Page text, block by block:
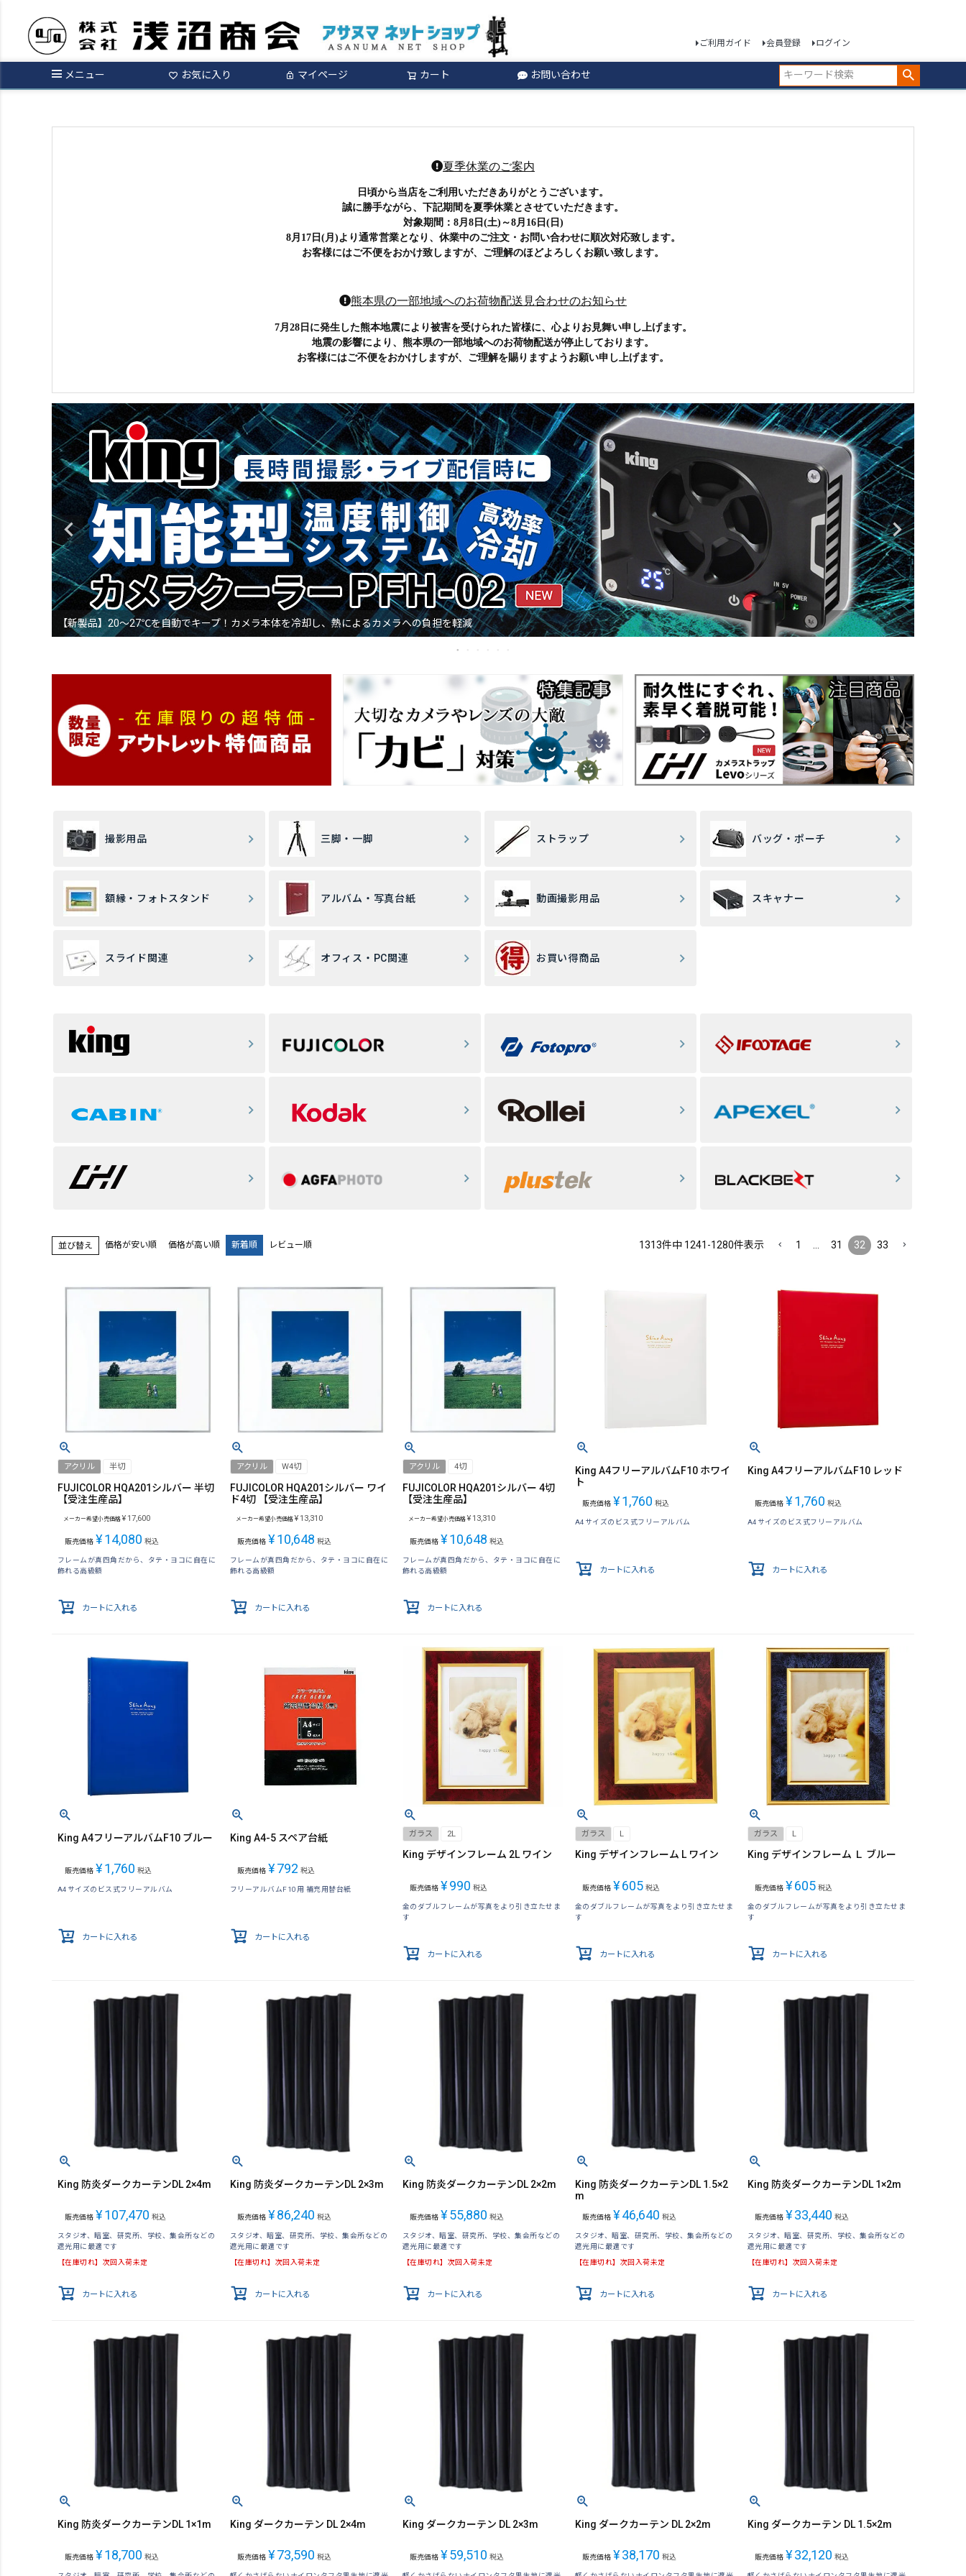
ご利用ガイド 会員登録 ログイン
メニュー お気に入り マイページ カート お問い合わせ
検索
夏季休業のご案内
日頃から当店をご利用いただきありがとうございます。
誠に勝手ながら、下記期間を夏季休業とさせていただきます。
対象期間：8月8日(土)～8月16日(日)
8月17日(月)より通常営業となり、 休業中のご注文・お問い合わせに順次対応致します。
お客様にはご不便をおかけ致しますが、 ご理解のほどよろしくお願い致します。
熊本県の一部地域へのお荷物配送見合わせのお知らせ
7月28日に発生した熊本地震により被害を受けられた皆様に、 心よりお見舞い申し上げます。
地震の影響により、熊本県の一部地域へのお荷物配送が停止しております。
お客様にはご不便をおかけしますが、 ご理解を賜りますようお願い申し上げます。
【新製品】20～27℃を自動でキープ！カメラ本体を冷却し、熱によるカメラへの負担を軽減
撮影用品 三脚・一脚 ストラップ バッグ・ポーチ
額縁・フォトスタンド アルバム・写真台紙 動画撮影用品 スキャナー
スライド関連 オフィス・PC関連 お買い得商品
並び替え 価格が安い順 価格が高い順 新着順 レビュー順 1313件中 1241 -1280件表示 1 … 31 32 33
アクリル 半切
FUJICOLOR HQA201シルバー 半切
【受注生産品】
メーカー希望小売価格 ¥ 17,600
販売価格 ¥14,080 税込
フレームが真四角だから、タテ・ヨコに自在に
飾れる高級額
カートに入れる
アクリル W4切
FUJICOLOR HQA201シルバー ワイ
ド4切 【受注生産品】
メーカー希望小売価格 ¥ 13,310
販売価格 ¥10,648 税込
フレームが真四角だから、タテ・ヨコに自在に
飾れる高級額
カートに入れる
アクリル 4切
FUJICOLOR HQA201シルバー 4切
【受注生産品】
メーカー希望小売価格 ¥ 13,310
販売価格 ¥10,648 税込
フレームが真四角だから、タテ・ヨコに自在に
飾れる高級額
カートに入れる
King A4フリーアルバムF10 ホワイ
ト
販売価格 ¥1,760 税込
A4サイズのビス式フリーアルバム
カートに入れる
King A4フリーアルバムF10 レッド
販売価格 ¥1,760 税込
A4サイズのビス式フリーアルバム
カートに入れる
King A4フリーアルバムF10 ブルー
販売価格 ¥1,760 税込
A4サイズのビス式フリーアルバム
カートに入れる
King A4-5 スペア台紙
販売価格 ¥792 税込
フリーアルバムF10用 補充用替台紙
カートに入れる
ガラス 2L
King デザインフレーム 2L ワイン
販売価格 ¥990 税込
金のダブルフレームが写真をより引き立たせま
す
カートに入れる
ガラス L
King デザインフレーム L ワイン
販売価格 ¥605 税込
金のダブルフレームが写真をより引き立たせま
す
カートに入れる
ガラス L
King デザインフレーム Ｌ ブルー
販売価格 ¥605 税込
金のダブルフレームが写真をより引き立たせま
す
カートに入れる
King 防炎ダークカーテンDL 2×4m
販売価格 ¥107,470 税込
スタジオ、暗室、研究所、学校、集会所などの
遮光用に最適です
【在庫切れ】次回入荷未定
カートに入れる
King 防炎ダークカーテンDL 2×3m
販売価格 ¥86,240 税込
スタジオ、暗室、研究所、学校、集会所などの
遮光用に最適です
【在庫切れ】次回入荷未定
カートに入れる
King 防炎ダークカーテンDL 2×2m
販売価格 ¥55,880 税込
スタジオ、暗室、研究所、学校、集会所などの
遮光用に最適です
【在庫切れ】次回入荷未定
カートに入れる
King 防炎ダークカーテンDL 1.5×2
m
販売価格 ¥46,640 税込
スタジオ、暗室、研究所、学校、集会所などの
遮光用に最適です
【在庫切れ】次回入荷未定
カートに入れる
King 防炎ダークカーテンDL 1×2m
販売価格 ¥33,440 税込
スタジオ、暗室、研究所、学校、集会所などの
遮光用に最適です
【在庫切れ】次回入荷未定
カートに入れる
King 防炎ダークカーテンDL 1×1m
販売価格 ¥18,700 税込
King ダークカーテン DL 2×4m
販売価格 ¥73,590 税込
King ダークカーテン DL 2×3m
販売価格 ¥59,510 税込
King ダークカーテン DL 2×2m
販売価格 ¥38,170 税込
King ダークカーテン DL 1.5×2m
販売価格 ¥32,120 税込